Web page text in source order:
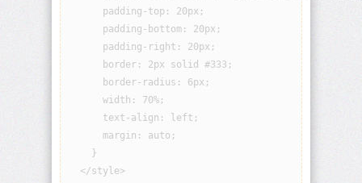
aspect-
ratio
backdrop-
filter
backface-
visibility
background
      padding-top: 20px;
      padding-bottom: 20px;
      padding-right: 20px;
      border: 2px solid #333;
      border-radius: 6px;
      width: 70%;
      text-align: left;
      margin: auto;
    }
  </style>